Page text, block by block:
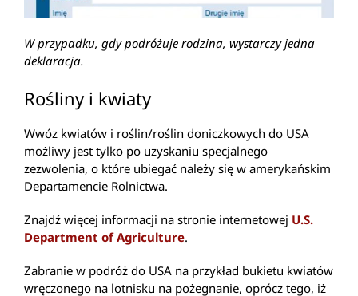
W przypadku, gdy podróżuje rodzina, wystarczy jedna
deklaracja.
Rośliny i kwiaty
Wwóz kwiatów i roślin/roślin doniczkowych do USA
możliwy jest tylko po uzyskaniu specjalnego
zezwolenia, o które ubiegać należy się w amerykańskim
Departamencie Rolnictwa.
Znajdź więcej informacji na stronie internetowej U.S.
Department of Agriculture.
Zabranie w podróż do USA na przykład bukietu kwiatów
wręczonego na lotnisku na pożegnanie, oprócz tego, iż